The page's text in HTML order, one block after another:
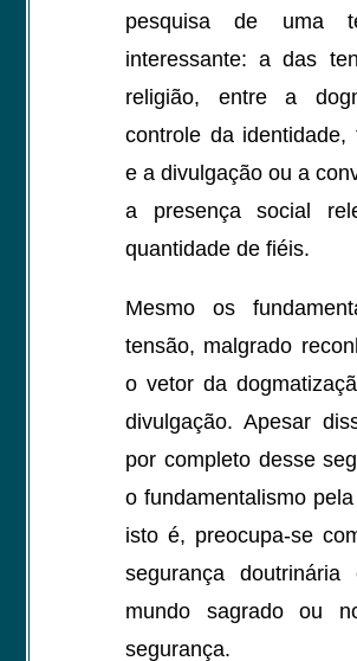
pesquisa de uma
interessante: a das
religião, entre a
controle da identidade,
e a divulgação ou a
a presença social
quantidade de fiéis.
Mesmo os
tensão, malgrado
o vetor da
divulgação. Apesar
por completo desse
o fundamentalismo
isto é, preocupa-se
segurança
mundo sagrado ou
segurança.